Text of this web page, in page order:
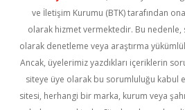
ve İletişim Kurumu (BTK) tarafından
olarak hizmet vermektedir. Bu
olarak denetleme veya araştırma
Ancak, üyelerimiz yazdıkları içeriklerin
siteye üye olarak bu sorumluluğu kabul
sitesi, herhangi bir marka, kurum veya